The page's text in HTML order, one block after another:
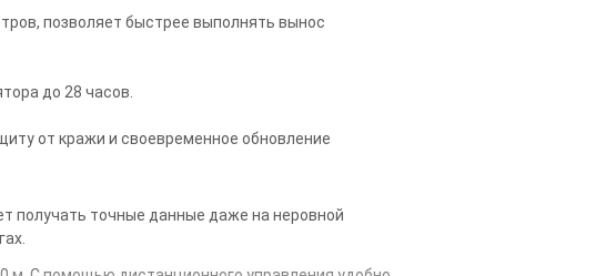
позволяет быстрее выполнять вынос
до 28 часов.
от кражи и своевременное обновление
получать точные данные даже на неровной